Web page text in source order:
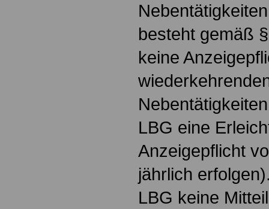
besteht gemäß
keine
LBG eine
Anzeigepflicht
jährlich
LBG keine